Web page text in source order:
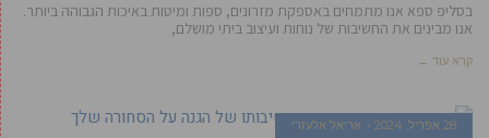
בסליפ ספא אנו מתמחים באספקת מזרונים, ספות ומיטות באיכות הגבוהה ביותר.
אנו מבינים את החשיבות של נוחות ועיצוב ביתי מושלם,
קרא עוד ←
28 אפריל, 2024 אריאל אלעזרי